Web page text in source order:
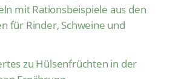
mit Rationsbeispiele aus den
für Rinder, Schweine und
zu Hülsenfrüchten in der